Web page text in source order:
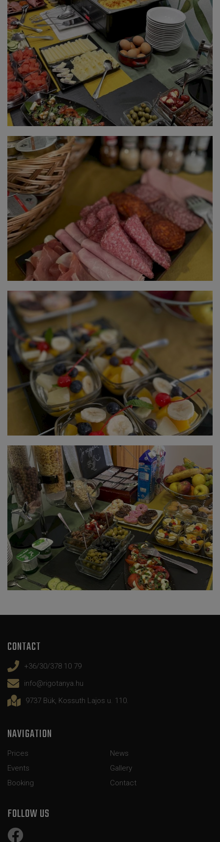
CONTACT
+36/30/378 10 79
info@rigotanya.hu
9737 Bük, Kossuth Lajos u. 110.
NAVIGATION
Prices
News
Events
Gallery
Booking
Contact
FOLLOW US